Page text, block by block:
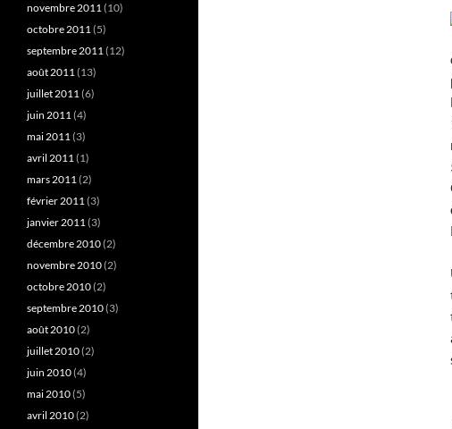
novembre 2011(10)
octobre 2011(5)
septembre 2011(12)
août 2011(13)
juillet 2011(6)
juin 2011(4)
mai 2011(3)
avril 2011(1)
mars 2011(2)
février 2011(3)
janvier 2011(3)
décembre 2010(2)
novembre 2010(2)
octobre 2010(2)
septembre 2010(3)
août 2010(2)
juillet 2010(2)
juin 2010(4)
mai 2010(5)
avril 2010(2)